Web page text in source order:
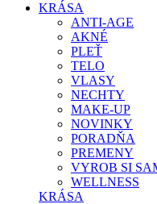
KRÁSA
ANTI-AGE
AKNÉ
PLEŤ
TELO
VLASY
NECHTY
MAKE-UP
NOVINKY
PORADŇA
PREMENY
VYROB SI
WELLNESS
KRÁSA